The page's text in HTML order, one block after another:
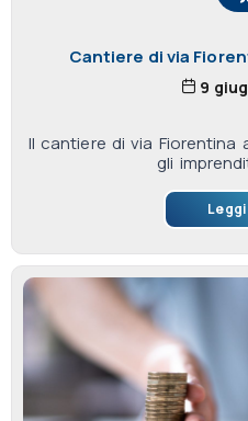
Cantiere di via
9
Il cantiere di via
gli
Leggi